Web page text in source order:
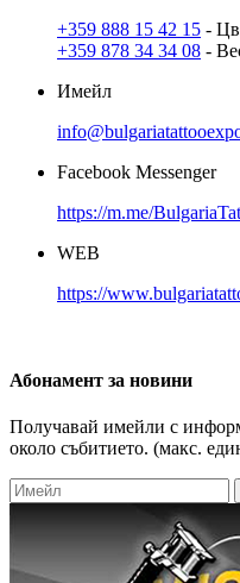
+359 888 15 42 15 -
+359 878 34 34 08 -
Имейл
Facebook Messenger
https://m.me/
WEB
https://
Абонамент за новини
Получавай имейли с
около събитието. (макс.